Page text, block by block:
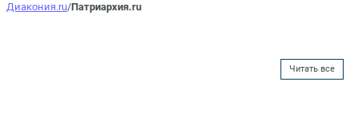
Диакония.ru/Патриархия.ru
Читать все